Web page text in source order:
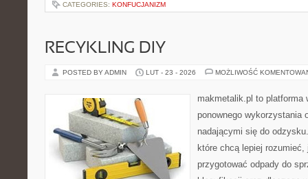
CATEGORIES: KONFUCJANIZM
RECYKLING DIY
POSTED BY ADMIN LUT - 23 - 2026 MOŻLIWOŚĆ
makmetalik.pl to platforma
ponownego wykorzystania
nadającymi się do
które chcą lepiej
przygotować odpady do